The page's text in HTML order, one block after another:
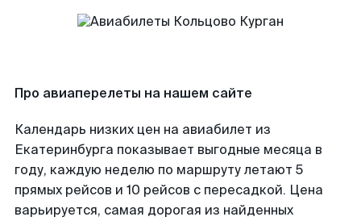
Про авиаперелеты на нашем сайте
Календарь низких цен на авиабилет из
Екатеринбурга показывает выгодные месяца в
году, каждую неделю по маршруту летают 5
прямых рейсов и 10 рейсов с пересадкой. Цена
варьируется, самая дорогая из найденных